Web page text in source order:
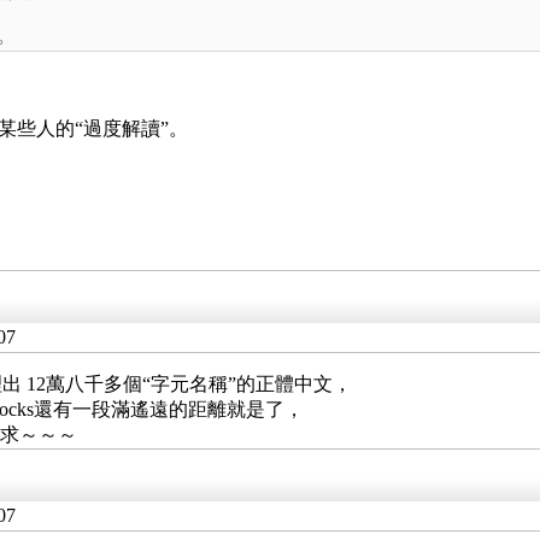
些人的“過度解讀”。
12萬八千多個“字元名稱”的正體中文，
還有一段滿遙遠的距離就是了，
～～～